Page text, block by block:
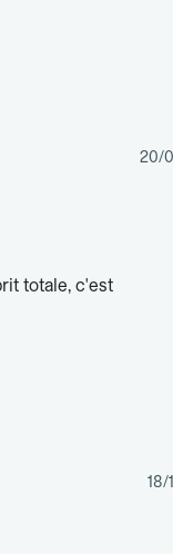
20/
totale, c'est
18/